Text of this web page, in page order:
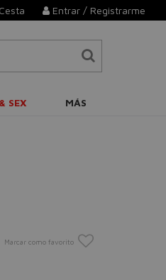
Entrar / Registrarme
SEX MÁS
Marcar como favorito